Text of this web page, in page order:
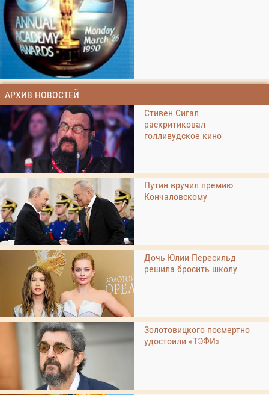
АРХИВ НОВОСТЕЙ
Стивен Сигал
раскритиковал
голливудское кино
Путин вручил премию
Кончаловскому
Дочь Юлии Пересильд
решила бросить школу
Золотовицкого посмертно
удостоили «ТЭФИ»